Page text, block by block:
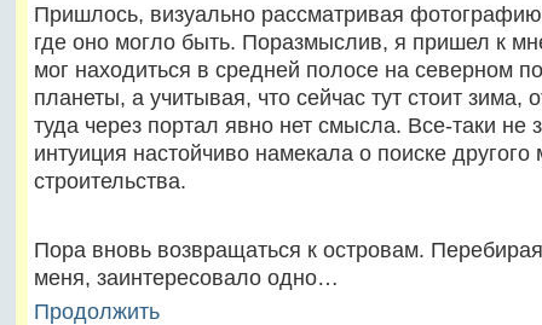
Пришлось, визуально рассматривая фотографию
где оно могло быть. Поразмыслив, я пришел к
мог находиться в средней полосе на северном
планеты, а учитывая, что сейчас тут стоит зима,
туда через портал явно нет смысла. Все-таки не
интуиция настойчиво намекала о поиске другого
строительства.
Пора вновь возвращаться к островам.
меня, заинтересовало одно…
Продолжить